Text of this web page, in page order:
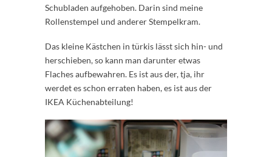
Schubladen aufgehoben. Darin sind meine
Rollenstempel und anderer Stempelkram.
Das kleine Kästchen in türkis lässt sich hin- und
herschieben, so kann man darunter etwas
Flaches aufbewahren. Es ist aus der, tja, ihr
werdet es schon erraten haben, es ist aus der
IKEA Küchenabteilung!